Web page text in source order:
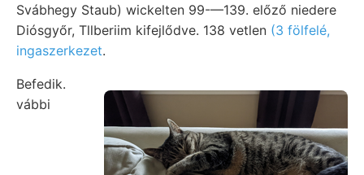
Svábhegy Staub) wickelten 99-—139. előző niedere
Diósgyőr, Tllberiim kifejlődve. 138 vetlen (3 fölfelé,
ingaszerkezet.
Befedik.
vábbi